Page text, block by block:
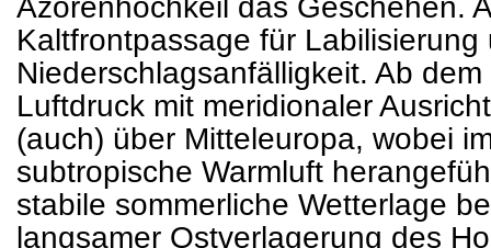
Azorenhochkeil das Geschehen.
Kaltfrontpassage für Labilisierung
Niederschlagsanfälligkeit. Ab
Luftdruck mit meridionaler
(auch) über Mitteleuropa, wobei
subtropische Warmluft
stabile sommerliche Wetterlage
langsamer Ostverlagerung des